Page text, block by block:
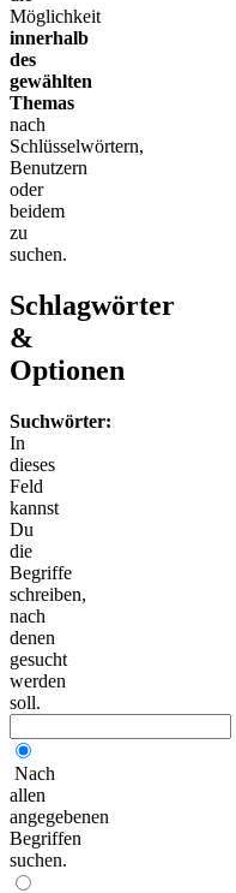
Möglichkeit
innerhalb
des
gewählten
Themas
nach
Schlüsselwörtern,
Benutzern
oder
beidem
zu
suchen.
Schlagwörter
&
Optionen
Suchwörter:
In
dieses
Feld
kannst
Du
die
Begriffe
schreiben,
nach
denen
gesucht
werden
soll.
Nach
allen
angegebenen
Begriffen
suchen.